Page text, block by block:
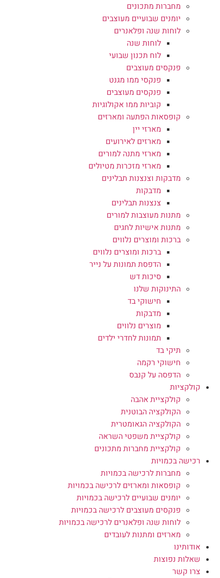
מחברות מתכונים
יומנים שבועיים מעוצבים
לוחות שנה ופלאנרים
לוחות שנה
לוח תכנון שבועי
פנקסים מעוצבים
פנקסי ממו מגנט
פנקסים מעוצבים
קוביות ממו אקולוגיות
קופסאות הפתעה ומארזים
מארזי יין
מארזים לאירועים
מארזי מתנה למורים
מארזי מזכרות מטיולים
מדבקות וצנצנות תבלינים
מדבקות
צנצנות תבלינים
מתנות מעוצבות למורים
מתנות אישיות לחגים
ברכות ומוצרים נלווים
ברכות ומוצרים נלווים
הדפסת תמונות על נייר
סיכות דש
התינוקות שלנו
חישוקי בד
מדבקות
מוצרים נלווים
תמונות לחדרי ילדים
תיקי בד
חישוקי רקמה
הדפסה על קנבס
קולקציות
קולקציית אהבה
הקולקציה הבוטנית
הקולקציה הגאומטרית
קולקציית משפטי השראה
קולקציית מחברות מתכונים
רכישה בכמויות
מחברות לרכישה בכמויות
קופסאות ומארזים לרכישה בכמויות
יומנים שבועיים לרכישה בכמויות
פנקסים מעוצבים לרכישה בכמויות
לוחות שנה ופלאנרים לרכישה בכמויות
מארזים ומתנות לעובדים
אודותינו
שאלות נפוצות
צרו קשר